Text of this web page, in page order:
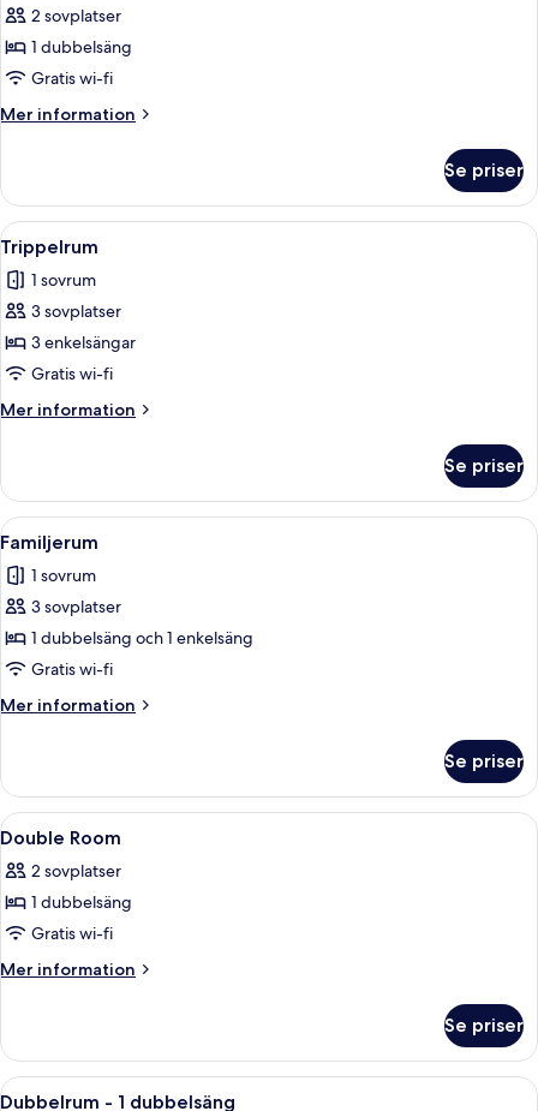
för
Dubbelrum
2 sovplatser
1 dubbelsäng
Gratis wi-fi
Mer information
Mer
Se priser
Öppna
alla
foton
för
Trippelrum
Ett hotellrum med tre separata
6
Trippelrum
1 sovrum
3 sovplatser
3 enkelsängar
Gratis wi-fi
Mer information
Mer
Se priser
Öppna
alla
foton
för
Familjerum
Ett hotellrum med två sängar, ett
9
Familjerum
1 sovrum
3 sovplatser
1 dubbelsäng och 1 enkelsäng
Gratis wi-fi
Mer information
Mer
Se priser
Öppna
alla
foton
för
Double
Room
Arbetsyta för laptop, gratis wi-fi,
2
Double Room
2 sovplatser
1 dubbelsäng
Gratis wi-fi
Mer information
Mer
Room
Se priser
Öppna
Ett modernt hotellrum med en stor
8
Dubbelrum - 1 dubbelsäng